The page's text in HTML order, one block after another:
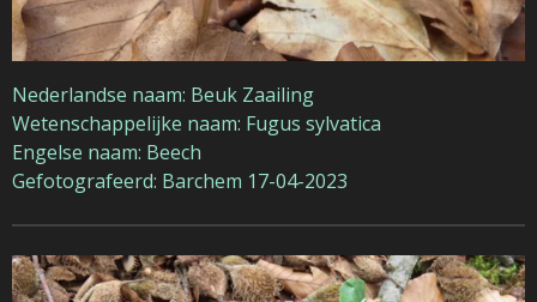
Nederlandse naam: Beuk Zaailing
Wetenschappelijke naam: Fugus sylvatica
Engelse naam: Beech
Gefotografeerd: Barchem 17-04-2023